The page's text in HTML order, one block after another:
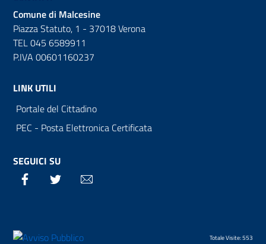
Comune di Malcesine
Piazza Statuto, 1 - 37018 Verona
TEL 045 6589911
P.IVA 00601160237
LINK UTILI
Portale del Cittadino
PEC - Posta Elettronica Certificata
SEGUICI SU
Facebook Twitter
Totale Visite: 553